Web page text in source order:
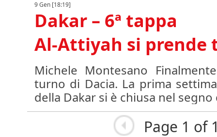
9 Gen [18:19]
Dakar – 6ª tappa
Al-Attiyah si prende
Michele Montesano
turno di Dacia. La prima
della Dakar si è chiusa nel segno
Page 1 of